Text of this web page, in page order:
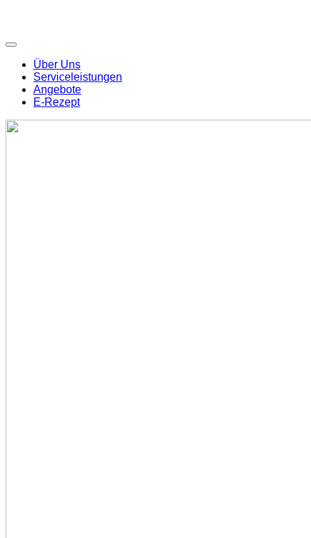
Über Uns
Serviceleistungen
Angebote
E-Rezept